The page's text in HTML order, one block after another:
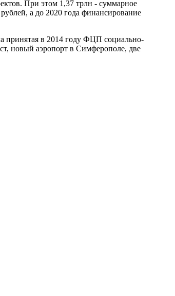
При этом 1,37 трлн - суммарное
а до 2020 года финансирование
принятая в 2014 году ФЦП социально-
новый аэропорт в Симферополе, две